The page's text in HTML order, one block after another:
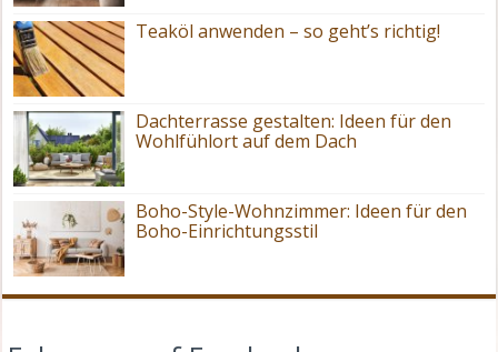
Teaköl anwenden – so geht’s richtig!
Dachterrasse gestalten: Ideen für den
Wohlfühlort auf dem Dach
Boho-Style-Wohnzimmer: Ideen für den
Boho-Einrichtungsstil